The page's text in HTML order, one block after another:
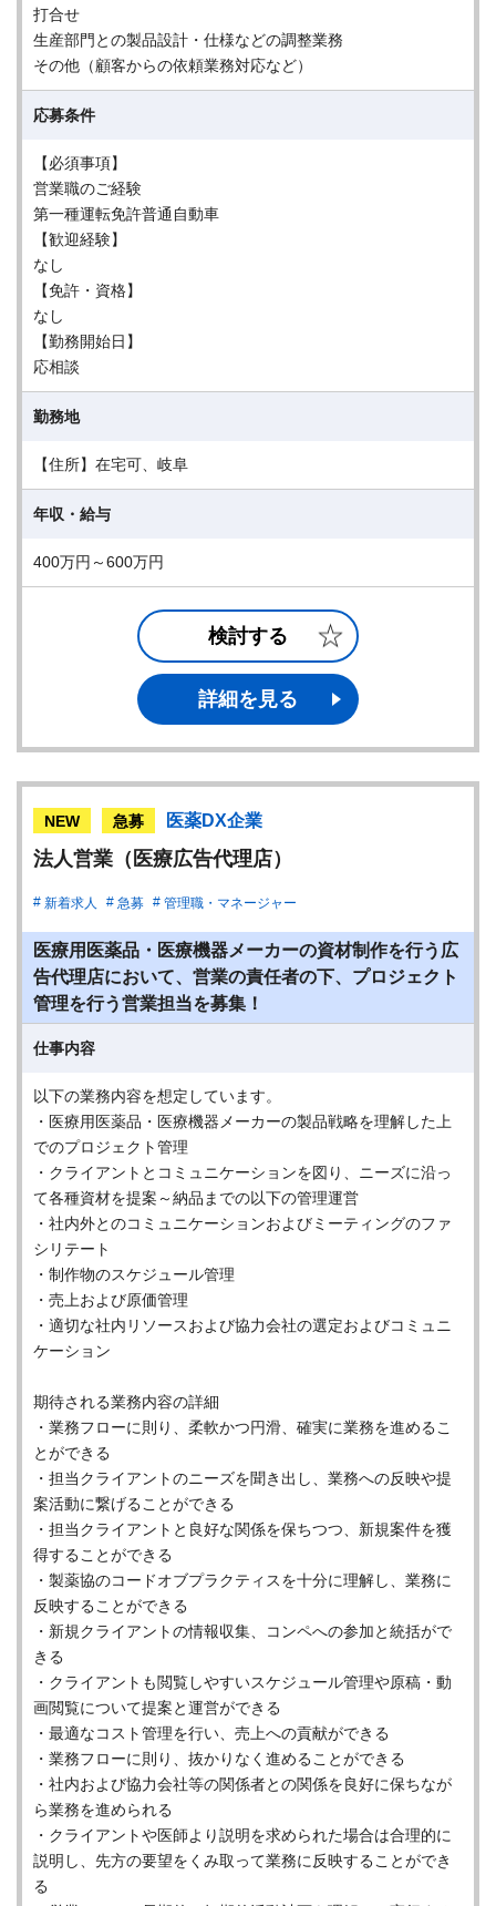
打合せ
生産部門との製品設計・仕様などの調整業務
その他（顧客からの依頼業務対応など）
応募条件
【必須事項】
営業職のご経験
第一種運転免許普通自動車
【歓迎経験】
なし
【免許・資格】
なし
【勤務開始日】
応相談
勤務地
【住所】在宅可、岐阜
年収・給与
400万円～600万円
検討する
詳細を見る
NEW 急募 医薬DX企業
法人営業（医療広告代理店）
新着求人 急募 管理職・マネージャー
医療用医薬品・医療機器メーカーの資材制作を行う広
告代理店において、営業の責任者の下、プロジェクト
管理を行う営業担当を募集！
仕事内容
以下の業務内容を想定しています。
・医療用医薬品・医療機器メーカーの製品戦略を理解した上
でのプロジェクト管理
・クライアントとコミュニケーションを図り、ニーズに沿っ
て各種資材を提案～納品までの以下の管理運営
・社内外とのコミュニケーションおよびミーティングのファ
シリテート
・制作物のスケジュール管理
・売上および原価管理
・適切な社内リソースおよび協力会社の選定およびコミュニ
ケーション
期待される業務内容の詳細
・業務フローに則り、柔軟かつ円滑、確実に業務を進めるこ
とができる
・担当クライアントのニーズを聞き出し、業務への反映や提
案活動に繋げることができる
・担当クライアントと良好な関係を保ちつつ、新規案件を獲
得することができる
・製薬協のコードオブプラクティスを十分に理解し、業務に
反映することができる
・新規クライアントの情報収集、コンペへの参加と統括がで
きる
・クライアントも閲覧しやすいスケジュール管理や原稿・動
画閲覧について提案と運営ができる
・最適なコスト管理を行い、売上への貢献ができる
・業務フローに則り、抜かりなく進めることができる
・社内および協力会社等の関係者との関係を良好に保ちなが
ら業務を進められる
・クライアントや医師より説明を求められた場合は合理的に
説明し、先方の要望をくみ取って業務に反映することができ
る